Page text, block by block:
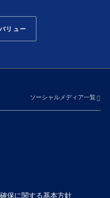
リュー
ソーシャルメディア一覧
保に関する基本方針